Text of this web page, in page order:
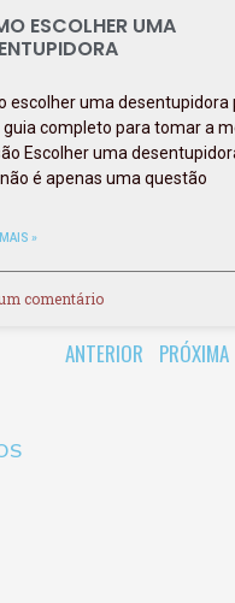
ESCOLHER UMA
escolher uma desentupidora
guia completo para tomar a
Escolher uma
é apenas uma questão
»
comentário
ANTERIOR PRÓXIMA